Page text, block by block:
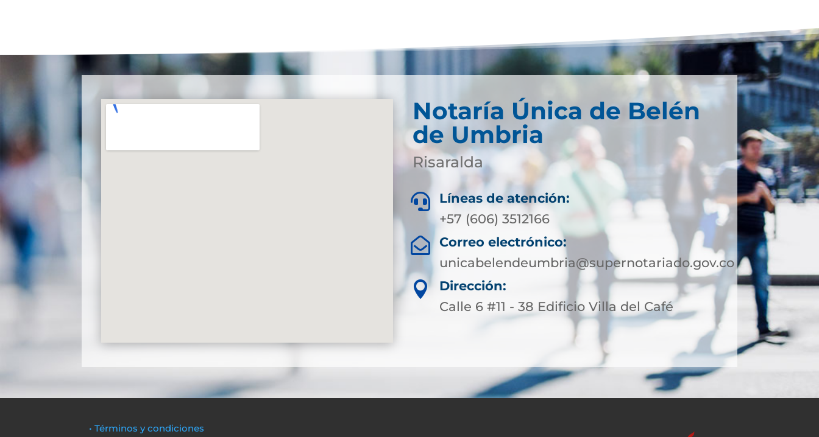
Notaría Única de Belén
de Umbria
Risaralda

Líneas de atención:
+57 (606) 3512166

Correo electrónico:
unicabelendeumbria@supernotariado.gov.co

Dirección:
Calle 6 #11 - 38 Edificio Villa del Café
• Términos y condiciones